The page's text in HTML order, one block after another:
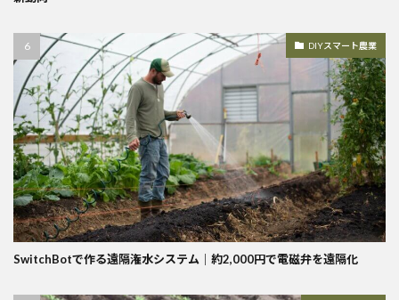
DIYスマート農業
SwitchBotで作る遠隔潅水システム｜約2,000円で電磁弁を遠隔化